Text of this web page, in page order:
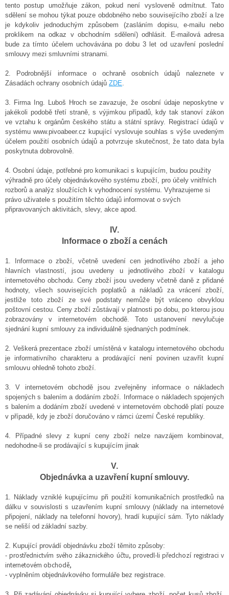
tento postup umožňuje zákon, pokud není vysloveně odmítnut. Tato
sdělení se mohou týkat pouze obdobného nebo souvisejícího zboží a lze
je kdykoliv jednoduchým způsobem (zasláním dopisu, e-mailu nebo
proklikem na odkaz v obchodním sdělení) odhlásit. E-mailová adresa
bude za tímto účelem uchovávána po dobu 3 let od uzavření poslední
smlouvy mezi smluvními stranami.
2.
Podrobnější informace o ochraně osobních údajů naleznete v
Zásadách ochrany osobních údajů ZDE
3.
Firma Ing. Luboš Hroch se zavazuje, že osobní údaje neposkytne v
jakékoli podobě třetí straně, s výjimkou případů, kdy tak stanoví zákon
ve vztahu k orgánům českého státu a státní správy. Registrací údajů v
systému www.pivoabeer.cz kupující vyslovuje souhlas s výše uvedeným
účelem použití osobních údajů a potvrzuje skutečnost, že tato data byla
poskytnuta dobrovolně.
4. Osobní údaje, potřebné pro komunikaci s kupujícím, budou použity
výhradně pro účely objednávkového systému zboží, pro účely vnitřních
rozborů a analýz sloužících k vyhodnocení systému. Vyhrazujeme si
právo uživatele s použitím těchto údajů informovat o svých
připravovaných aktivitách, slevy, akce apod.
IV.
Informace o zboží a cenách
1. Informace o zboží, včetně uvedení cen jednotlivého zboží a jeho
hlavních vlastností, jsou uvedeny u jednotlivého zboží v katalogu
internetového obchodu. Ceny zboží jsou uvedeny včetně daně z přidané
hodnoty, všech souvisejících poplatků a nákladů za vrácení zboží,
jestliže toto zboží ze své podstaty nemůže být vráceno obvyklou
poštovní cestou. Ceny zboží zůstávají v platnosti po dobu, po kterou jsou
zobrazovány v internetovém obchodě. Toto ustanovení nevylučuje
sjednání kupní smlouvy za individuálně sjednaných podmínek.
2. Veškerá prezentace zboží umístěná v katalogu internetového obchodu
je informativního charakteru a prodávající není povinen uzavřít kupní
smlouvu ohledně tohoto zboží.
3. V internetovém obchodě jsou zveřejněny informace o nákladech
spojených s balením a dodáním zboží. Informace o nákladech spojených
s balením a dodáním zboží uvedené v internetovém obchodě platí pouze
v případě, kdy je zboží doručováno v rámci území České republiky.
4. Případné slevy z kupní ceny zboží nelze navzájem kombinovat,
nedohodne-li se prodávající s kupujícím jinak
V.
Objednávka a uzavření kupní smlouvy.
1. Náklady vzniklé kupujícímu při použití komunikačních prostředků na
dálku v souvislosti s uzavřením kupní smlouvy (náklady na internetové
připojení, náklady na telefonní hovory), hradí kupující sám. Tyto náklady
se neliší od základní sazby.
2. Kupující provádí objednávku zboží těmito způsoby:
- prostřednictvím svého zákaznického účtu, provedl-li předchozí registraci v
internetovém obchodě,
- vyplněním objednávkového formuláře bez registrace.